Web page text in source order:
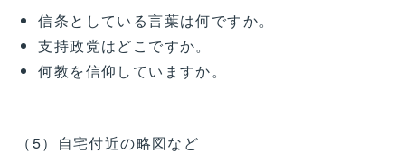
信条としている言葉は何ですか。
支持政党はどこですか。
何教を信仰していますか。
（5）自宅付近の略図など